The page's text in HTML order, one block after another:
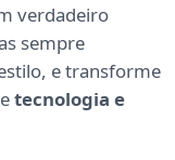
verdadeiro
sempre
e transforme
tecnologia e